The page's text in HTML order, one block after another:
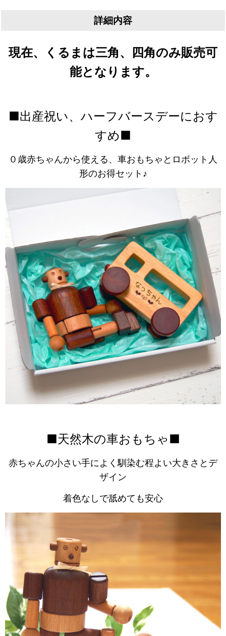
詳細内容
現在、くるまは三角、四角のみ販売可
能となります。
■出産祝い、ハーフバースデーにおす
すめ■
０歳赤ちゃんから使える、車おもちゃとロボット人
形のお得セット♪
■天然木の車おもちゃ■
赤ちゃんの小さい手によく馴染む程よい大きさとデ
ザイン
着色なしで舐めても安心